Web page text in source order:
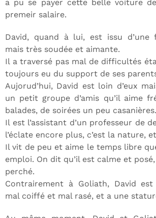
a pu se payer cette belle voiture
premeir salaire.
David, quand à lui, est issu d’une
mais très soudée et aimante.
Il a traversé pas mal de difficultés
toujours eu du support de ses
Aujorud’hui, David est loin d’eux
un petit groupe d’amis qu’il aime
balades, de soirées un peu casanières.
Il est l’assistant d’un professeur de
l’éclate encore plus, c’est la nature,
Il vit de peu et aime le temps libre
emploi. On dit qu’il est calme et
perché.
Contrairement à Goliath, David
mal coiffé et mal rasé, et a une